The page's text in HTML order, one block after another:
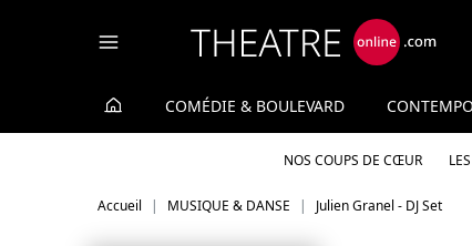
COMÉDIE & BOULEVARD
NOS COUPS DE CŒUR
Accueil MUSIQUE & DANSE Julien Granel - DJ Set